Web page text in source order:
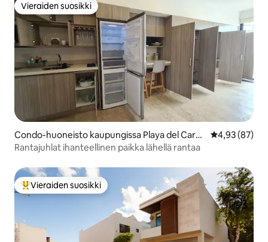
Vieraiden suosikki
Vieraiden suosikki
Condo-huoneisto kaupungissa Playa del Carm
en
4,93 (87)
Rantajuhlat ihanteellinen paikka lähellä rantaa
Vieraiden suosikkien parhaimmistoa
Vieraiden suosikki